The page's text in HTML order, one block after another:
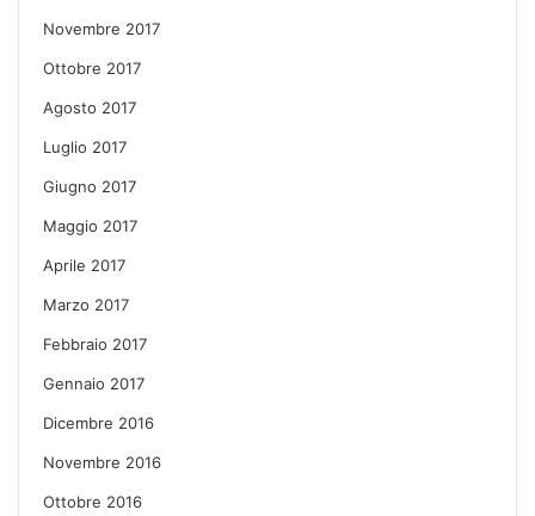
Novembre 2017
Ottobre 2017
Agosto 2017
Luglio 2017
Giugno 2017
Maggio 2017
Aprile 2017
Marzo 2017
Febbraio 2017
Gennaio 2017
Dicembre 2016
Novembre 2016
Ottobre 2016